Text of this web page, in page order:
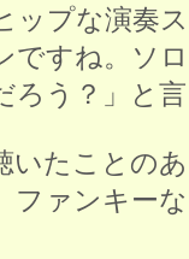
プな演奏
ですね。ソ
ろう？」と
たことの
ファンキー